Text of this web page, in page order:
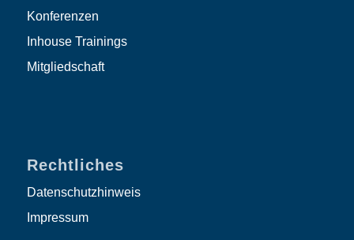
Konferenzen
Inhouse Trainings
Mitgliedschaft
Rechtliches
Datenschutzhinweis
Impressum